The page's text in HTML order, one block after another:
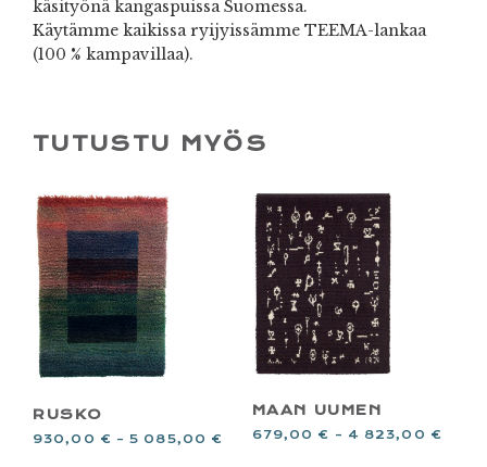
käsityönä kangaspuissa Suomessa.
Käytämme kaikissa ryijyissämme TEEMA-lankaa
(100 % kampavillaa).
TUTUSTU MYÖS
RUSKO
930,00 € –5 085,00 €
MAAN UUMEN
679,00 € – 4 823,00 €